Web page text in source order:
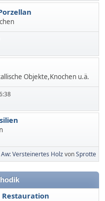
Objekte,Knochen u.ä.
Aw: Versteinertes HolzvonSprotte